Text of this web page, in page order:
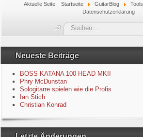
Equipment
GuitarBlog
Kontakt
Impressum
Aktuelle Seite: Startseite GuitarBlog Tools
Datenschutzerklärung
Suchen
...
Neueste Beiträge
BOSS KATANA 100 HEAD MKII
Phry McDunstan
Sologitarre spielen wie die Profis
Ian Stich
Christian Konrad